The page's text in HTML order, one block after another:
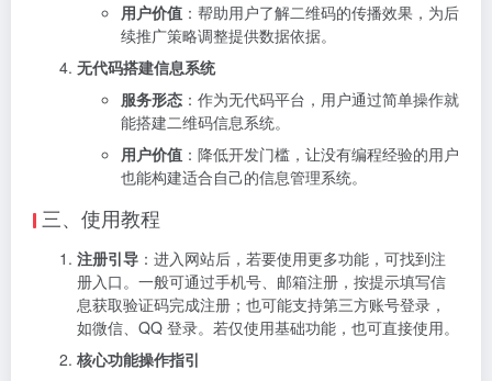
用户价值 ：帮助用户了解二维码的传播效果，为后
续推广策略调整提供数据依据。
无代码搭建信息系统
服务形态 ：作为无代码平台，用户通过简单操作就
能搭建二维码信息系统。
用户价值 ：降低开发门槛，让没有编程经验的用户
也能构建适合自己的信息管理系统。
三、使用教程
注册引导 ：进入网站后，若要使用更多功能，可找到注
册入口。一般可通过手机号、邮箱注册，按提示填写信
息获取验证码完成注册；也可能支持第三方账号登录，
如微信、QQ 登录。若仅使用基础功能，也可直接使用。
核心功能操作指引